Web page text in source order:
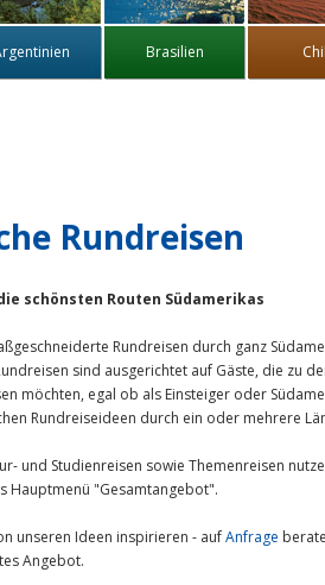
Brasilien
Rundreisen
schönsten Routen Südamerikas
Rundreisen durch ganz
sind ausgerichtet auf Gäste, die zu
möchten, egal ob als Einsteiger oder
Rundreiseideen durch ein oder mehrere
und Studienreisen sowie Themenreisen
Hauptmenü "Gesamtangebot".
unseren Ideen inspirieren - aufAnfrage
Angebot.